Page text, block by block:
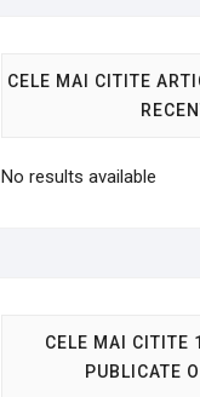
CELE MAI CITITE
No results available
CELE MAI CITITE
PUBLICATE